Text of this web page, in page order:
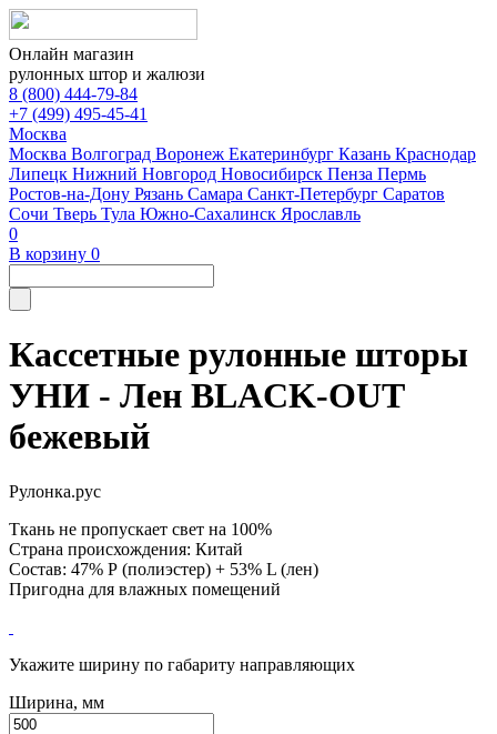
Онлайн магазин
рулонных штор и жалюзи
8 (800) 444-79-84
+7 (499) 495-45-41
Москва
Москва Волгоград Воронеж Екатеринбург Казань Краснодар
Липецк Нижний Новгород Новосибирск Пенза Пермь
Ростов-на-Дону Рязань Самара Санкт-Петербург Саратов
Сочи Тверь Тула Южно-Сахалинск Ярославль
0
В корзину 0
Кассетные рулонные шторы
УНИ - Лен BLACK-OUT
бежевый
Рулонка.рус
Ткань не пропускает свет на 100%
Страна происхождения: Китай
Состав: 47% Р (полиэстер) + 53% L (лен)
Пригодна для влажных помещений
Укажите ширину по габариту направляющих
Ширина, мм